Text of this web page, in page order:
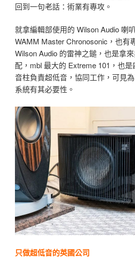
回到一句老話：術業有專攻。
就拿編輯部使用的 Wilson Audio 喇
WAMM Master Chronosonic，也有
Wilson Audio 的雷神之鎚，也是拿
配，mbl 最大的 Extreme 101，也
音柱負責超低音，協同工作，可見
系統有其必要性。
只做超低音的英國公司